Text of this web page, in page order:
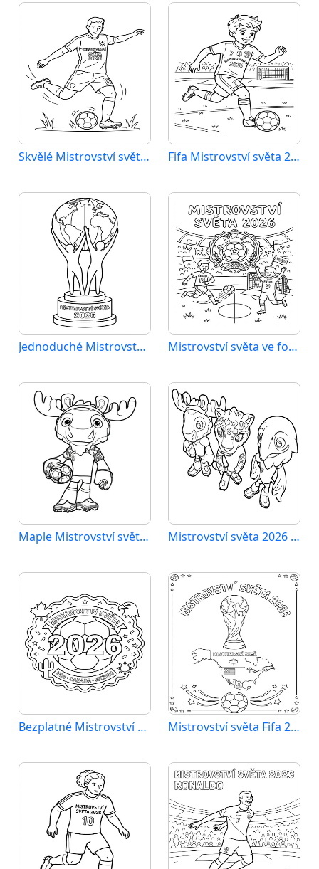
Skvělé Mistrovství světa 2026 Fifa Mistrovství světa 2026
Jednoduché Mistrovství světa 2026 Mistrovství světa ve fotbale 2026
Maple Mistrovství světa 2026 Mistrovství světa 2026 omalovánka zdarma
Bezplatné Mistrovství světa 2026 k vytištění Mistrovství světa Fifa 2026